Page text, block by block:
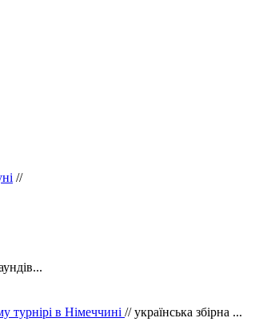
//
турнірі в Німеччині // українська збірна ...